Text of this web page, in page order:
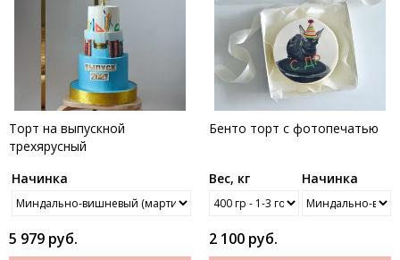
Торт на выпускной
трехярусный
Начинка
5 979 руб.
Бенто торт с фотопечатью
Вес, кг Начинка
2 100 руб.